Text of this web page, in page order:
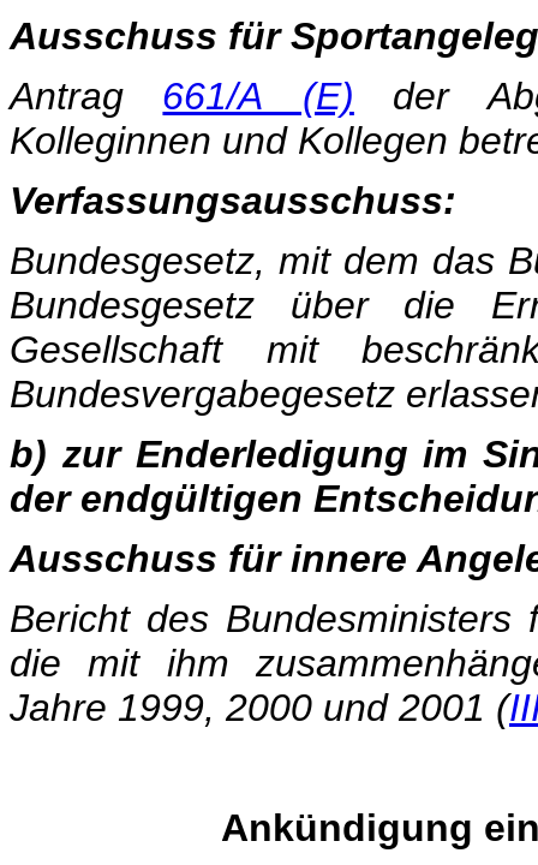
Ausschuss für
Antrag 661/A (E) der
Kolleginnen und Kollegen
Verfassungsausschuss:
Bundesgesetz, mit dem das
Bundesgesetz über die
Gesellschaft mit
Bundesvergabegesetz
b) zur Enderledigung im
der endgültigen
Ausschuss für innere
Bericht des
die mit ihm
Jahre 1999, 2000 und 2001 (
Ankündigung